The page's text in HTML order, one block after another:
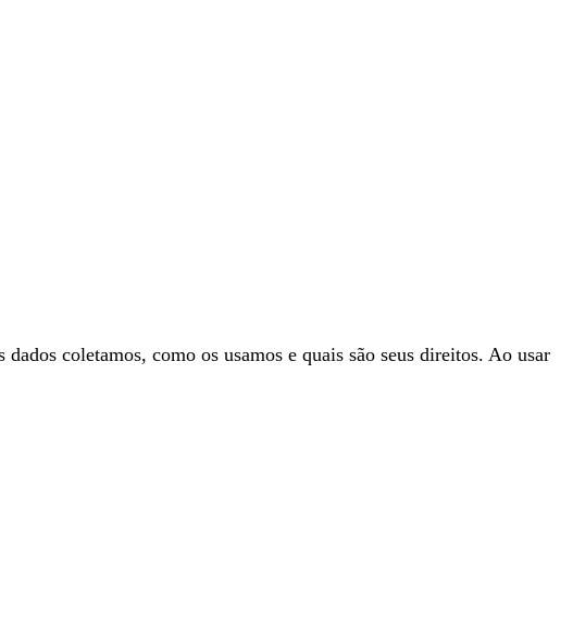
coletamos, como os usamos e quais são seus direitos. Ao usar